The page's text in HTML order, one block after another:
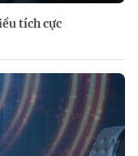
tích cực